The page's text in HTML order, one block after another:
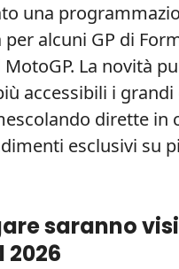
una
alcuni GP di
La novità
accessibili i grandi
dirette in
esclusivi su
saranno
2026